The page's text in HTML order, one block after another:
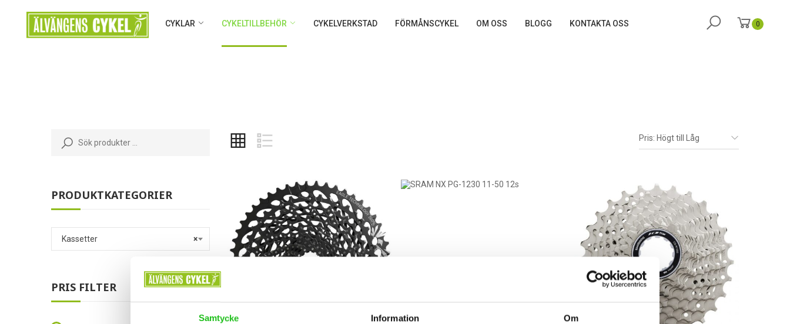
Samtycke Information Om
CYKLAR CYKELTILLBEHÖR CYKELVERKSTAD FÖRMÅNSCYKEL OM OSS BLOGG KONTAKTA OSS 0
PRODUKTKATEGORIER
×
Kassetter
PRIS FILTER
Pris: Högt till Låg